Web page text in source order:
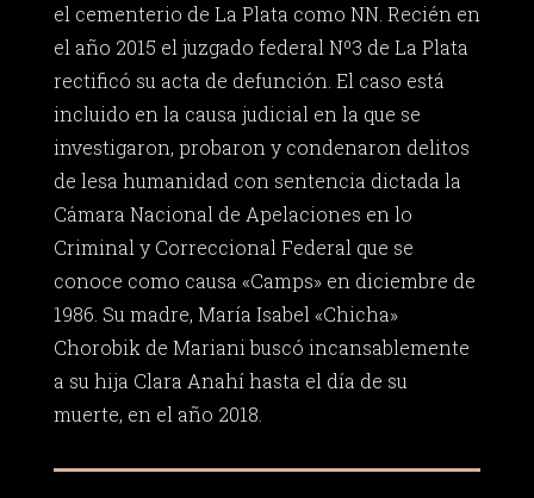
el cementerio de La Plata como NN. Recién en
el año 2015 el juzgado federal Nº3 de La Plata
rectificó su acta de defunción. El caso está
incluido en la causa judicial en la que se
investigaron, probaron y condenaron delitos
de lesa humanidad con sentencia dictada la
Cámara Nacional de Apelaciones en lo
Criminal y Correccional Federal que se
conoce como causa «Camps» en diciembre de
1986. Su madre, María Isabel «Chicha»
Chorobik de Mariani buscó incansablemente
a su hija Clara Anahí hasta el día de su
muerte, en el año 2018.